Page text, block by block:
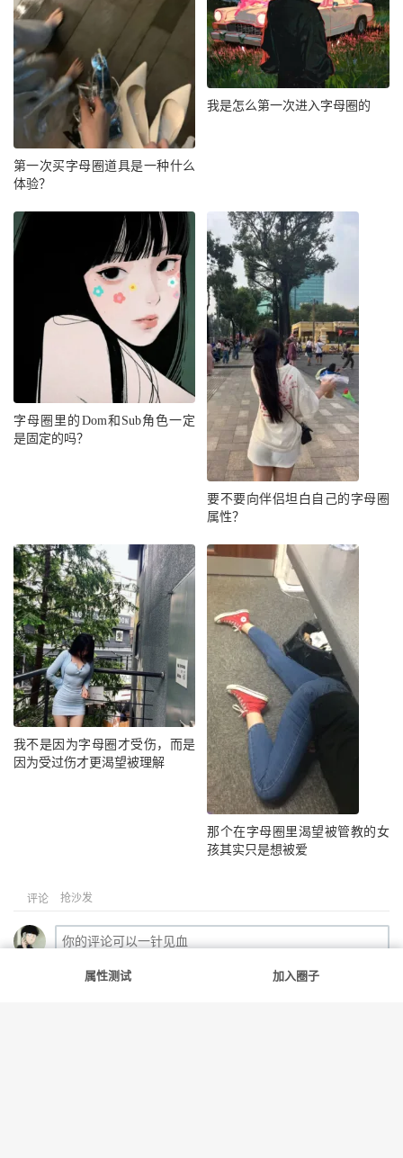
第一次买字母圈道具是一种什么
体验？
我是怎么第一次进入字母圈的
字母圈里的Dom和Sub角色一定
是固定的吗？
要不要向伴侣坦白自己的字母圈
属性？
我不是因为字母圈才受伤，而是
因为受过伤才更渴望被理解
那个在字母圈里渴望被管教的女
孩其实只是想被爱
评论 抢沙发
属性测试 加入圈子